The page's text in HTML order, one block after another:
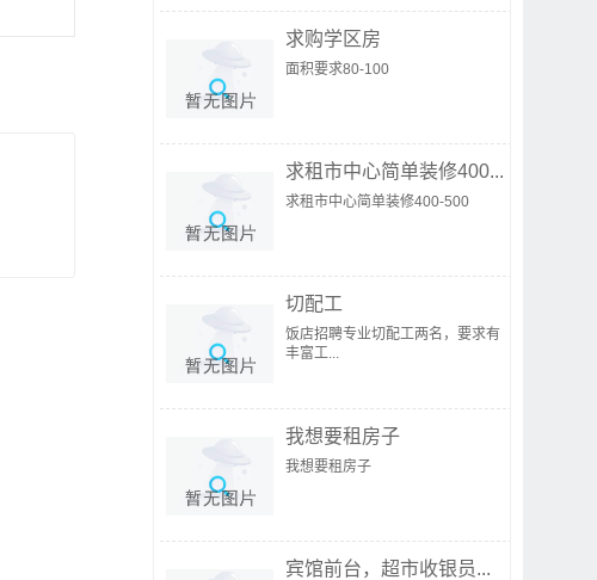
求购学区房
面积要求80-100
求租市中心简单装修400...
求租市中心简单装修400-500
切配工
饭店招聘专业切配工两名，要求有
丰富工...
我想要租房子
我想要租房子
宾馆前台，超市收银员...